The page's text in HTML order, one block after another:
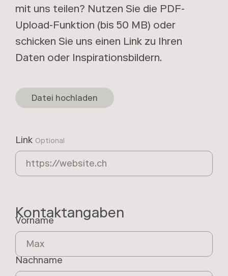
mit uns teilen? Nutzen Sie die PDF-
Upload-Funktion (bis 50 MB) oder
schicken Sie uns einen Link zu Ihren
Daten oder Inspirationsbildern.
Datei hochladen
Link Optional
Kontaktangaben
Vorname
(
q
u
Nachname
(